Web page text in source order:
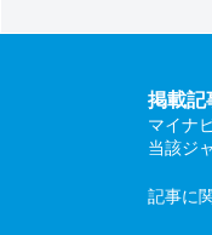
掲載記
マイナ
当該ジ
記事に